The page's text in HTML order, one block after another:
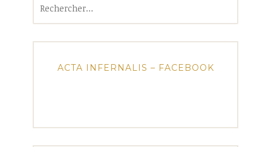
ACTA INFERNALIS – FACEBOOK